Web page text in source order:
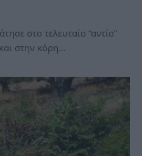
στο τελευταίο “αντίο”
στην κόρη…